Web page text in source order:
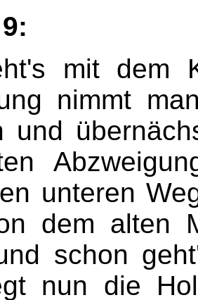
mit dem
nimmt
und
unteren
dem alten
schon
nun die